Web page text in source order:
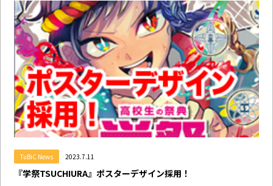
TuBiC News 2023.7.11
『学祭TSUCHIURA』ポスターデザイン採用！